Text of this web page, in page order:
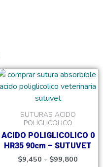
SUTURAS ACIDO
POLIGLICOLICO
ACIDO POLIGLICOLICO 0
HR35 90cm – SUTUVET
$9,450 - $99,800
Rango
de
Este
Las
se